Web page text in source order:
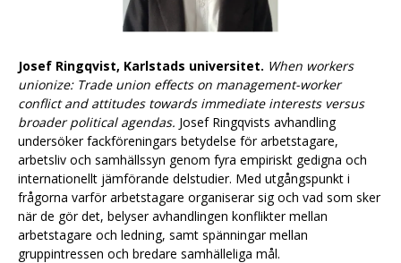
Josef Ringqvist, Karlstads universitet. When workers
unionize: Trade union effects on management-worker
conflict and attitudes towards immediate interests versus
broader political agendas. Josef Ringqvists avhandling
undersöker fackföreningars betydelse för arbetstagare,
arbetsliv och samhällssyn genom fyra empiriskt gedigna och
internationellt jämförande delstudier. Med utgångspunkt i
frågorna varför arbetstagare organiserar sig och vad som sker
när de gör det, belyser avhandlingen konflikter mellan
arbetstagare och ledning, samt spänningar mellan
gruppintressen och bredare samhälleliga mål.